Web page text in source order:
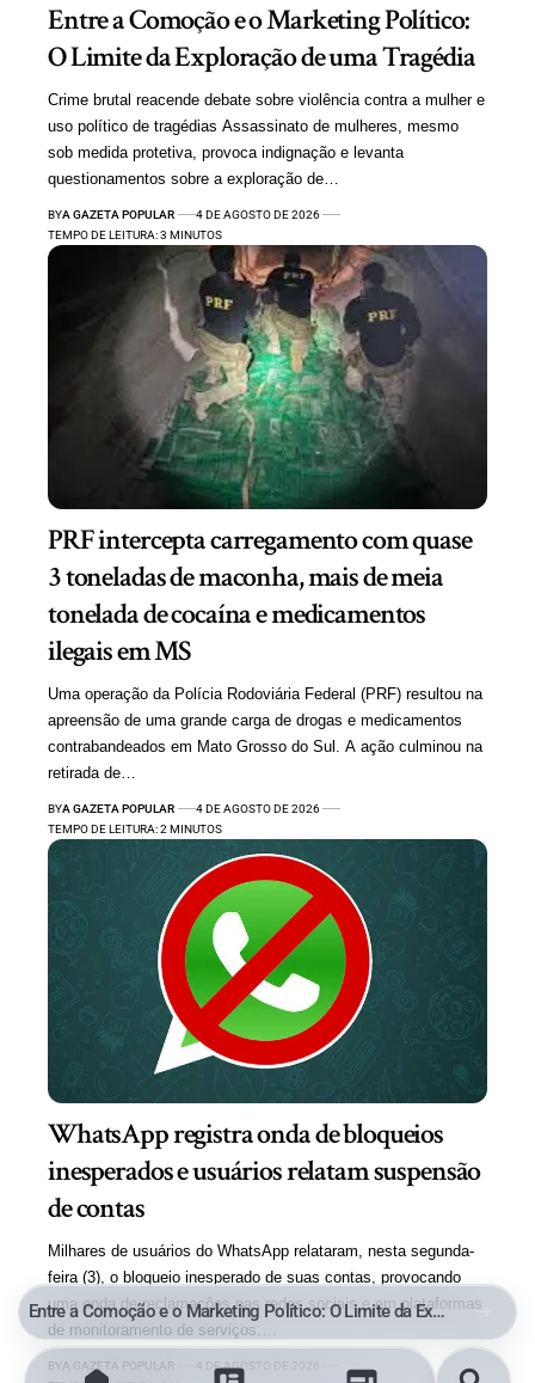
Entre a Comoção e o Marketing Político: O Limite da Exploração de uma Tragédia
Entre a Comoção e o Marketing Político:
O Limite da Exploração de uma Tragédia
Crime brutal reacende debate sobre violência contra a mulher e
uso político de tragédias Assassinato de mulheres, mesmo
sob medida protetiva, provoca indignação e levanta
questionamentos sobre a exploração de…
BYA GAZETA POPULAR
4 DE AGOSTO DE 2026
TEMPO DE LEITURA: 3 MINUTOS
PRF intercepta carregamento com quase
3 toneladas de maconha, mais de meia
tonelada de cocaína e medicamentos
ilegais em MS
Uma operação da Polícia Rodoviária Federal (PRF) resultou na
apreensão de uma grande carga de drogas e medicamentos
contrabandeados em Mato Grosso do Sul. A ação culminou na
retirada de…
BYA GAZETA POPULAR
4 DE AGOSTO DE 2026
TEMPO DE LEITURA: 2 MINUTOS
WhatsApp registra onda de bloqueios
inesperados e usuários relatam suspensão
de contas
Milhares de usuários do WhatsApp relataram, nesta segunda-
feira (3), o bloqueio inesperado de suas contas, provocando
uma onda de reclamações nas redes sociais e em plataformas
de monitoramento de serviços.…
BYA GAZETA POPULAR
4 DE AGOSTO DE 2026